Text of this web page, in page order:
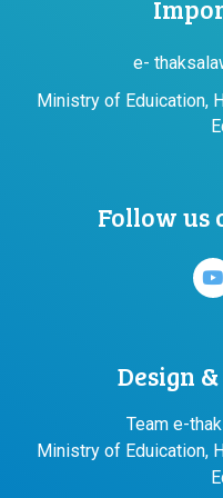
e-
Ministry of Eduication,
Follow us
Design
Team e-
Ministry of Eduication,